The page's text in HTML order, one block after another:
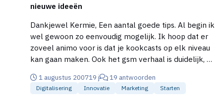
nieuwe ideeën
Dankjewel Kermie, Een aantal goede tips. Al begin ik
wel gewoon zo eenvoudig mogelijk. Ik hoop dat er
zoveel animo voor is dat je kookcasts op elk niveau
kan gaan maken. Ook het gsm verhaal is duidelijk, al
je inspiratie. Roel
1 augustus 200719 j 19 antwoorden
Digitalisering Innovatie Marketing Starten